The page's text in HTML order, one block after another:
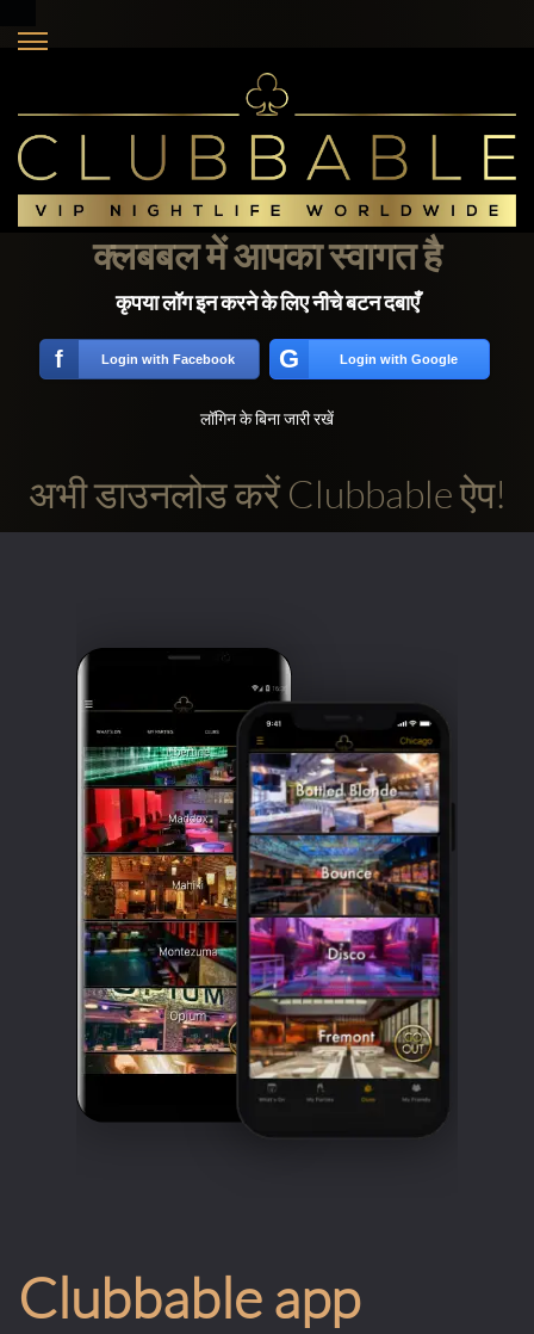
Clubbable
सामाजिक
क्लबबल में आपका स्वागत है
कृपया लॉग इन करने के लिए नीचे बटन दबाएँ
f Login with Facebook G Login with Google
लॉगिन के बिना जारी रखें
अभी डाउनलोड करें Clubbable ऐप!
Clubbable app